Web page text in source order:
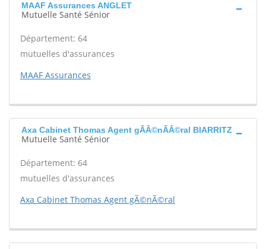
MAAF Assurances ANGLET
Mutuelle Santé Sénior
Département: 64
mutuelles d'assurances
MAAF Assurances
Axa Cabinet Thomas Agent gÃÂ©nÃÂ©ral BIARRITZ
Mutuelle Santé Sénior
Département: 64
mutuelles d'assurances
Axa Cabinet Thomas Agent gÃ©nÃ©ral